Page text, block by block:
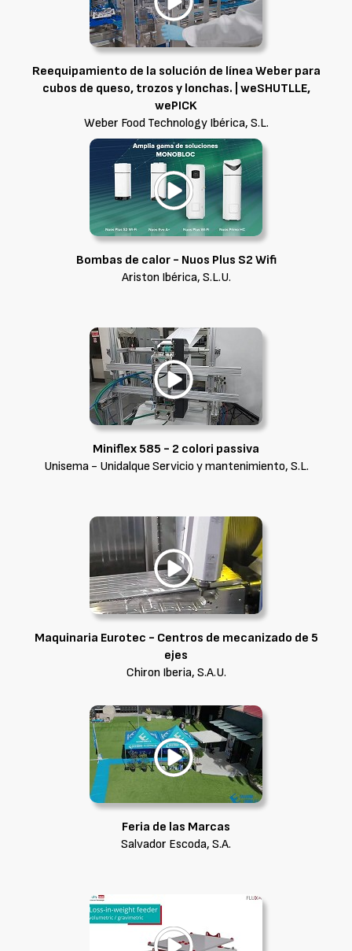
Reequipamiento de la solución de línea Weber para
cubos de queso, trozos y lonchas. | weSHUTLLE,
wePICK
Weber Food Technology Ibérica, S.L.
Bombas de calor - Nuos Plus S2 Wifi
Ariston Ibérica, S.L.U.
Miniflex 585 - 2 colori passiva
Unisema - Unidalque Servicio y mantenimiento, S.L.
Maquinaria Eurotec - Centros de mecanizado de 5
ejes
Chiron Iberia, S.A.U.
Feria de las Marcas
Salvador Escoda, S.A.